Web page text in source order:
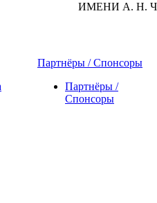
ИМЕНИ А. Н.
Партнёры / Спонсоры
Партнёры /
Спонсоры